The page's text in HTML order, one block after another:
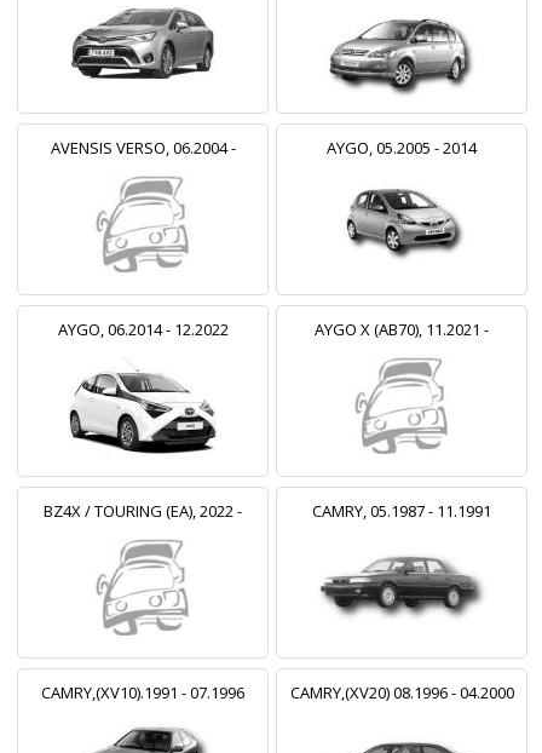
AVENSIS VERSO, 06.2004 - AYGO, 05.2005 - 2014
AYGO, 06.2014 - 12.2022 AYGO X (AB70), 11.2021 -
BZ4X / TOURING (EA), 2022 - CAMRY, 05.1987 - 11.1991
CAMRY,(XV10).1991 - 07.1996 CAMRY,(XV20) 08.1996 - 04.2000